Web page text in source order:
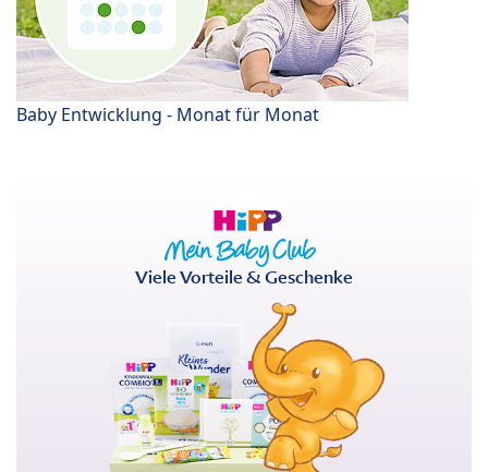
Baby Entwicklung - Monat für Monat
Viele Vorteile & Geschenke